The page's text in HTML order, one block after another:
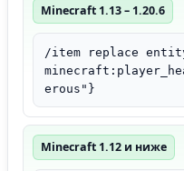
Minecraft 1.13 – 1.20.6
/item replace
erous"}
Minecraft 1.12 и ниже